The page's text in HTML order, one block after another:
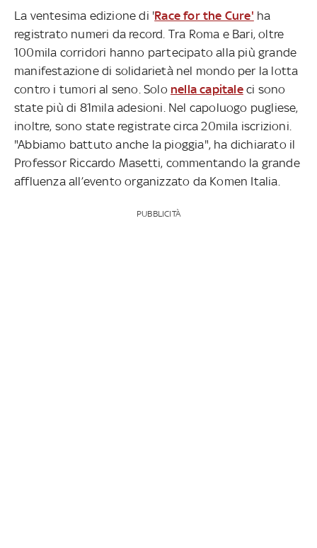
La ventesima edizione di 'Race for the Cure' ha
registrato numeri da record. Tra Roma e Bari, oltre
100mila corridori hanno partecipato alla più grande
manifestazione di solidarietà nel mondo per la lotta
contro i tumori al seno. Solo nella capitaleci sono
state più di 81mila adesioni. Nel capoluogo pugliese,
inoltre, sono state registrate circa 20mila iscrizioni.
"Abbiamo battuto anche la pioggia", ha dichiarato il
Professor Riccardo Masetti, commentando la grande
affluenza all’evento organizzato da Komen Italia.
PUBBLICITÀ